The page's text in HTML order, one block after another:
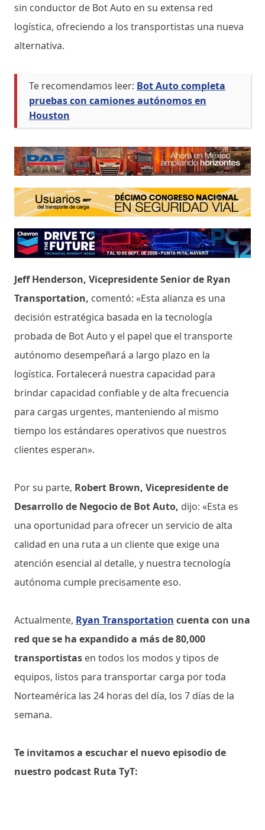
sin conductor de Bot Auto en su extensa red
logística, ofreciendo a los transportistas una nueva
alternativa.
Te recomendamos leer: Bot Auto completa
pruebas con camiones autónomos en
Houston
Jeff Henderson, Vicepresidente Senior de Ryan
Transportation, comentó: «Esta alianza es una
decisión estratégica basada en la tecnología
probada de Bot Auto y el papel que el transporte
autónomo desempeñará a largo plazo en la
logística. Fortalecerá nuestra capacidad para
brindar capacidad confiable y de alta frecuencia
para cargas urgentes, manteniendo al mismo
tiempo los estándares operativos que nuestros
clientes esperan».
Por su parte, Robert Brown, Vicepresidente de
Desarrollo de Negocio de Bot Auto, dijo: «Esta es
una oportunidad para ofrecer un servicio de alta
calidad en una ruta a un cliente que exige una
atención esencial al detalle, y nuestra tecnología
autónoma cumple precisamente eso.
Actualmente, Ryan Transportation cuenta con una
red que se ha expandido a más de 80,000
transportistas en todos los modos y tipos de
equipos, listos para transportar carga por toda
Norteamérica las 24 horas del día, los 7 días de la
semana.
Te invitamos a escuchar el nuevo episodio de
nuestro podcast Ruta TyT: